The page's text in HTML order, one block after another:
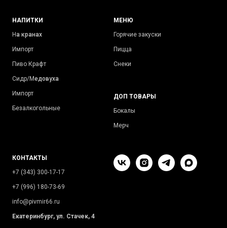
НАПИТКИ
На кранах
Импорт
Пиво Крафт
Сидр/Медовуха
Импорт
Безалкогольные
МЕНЮ
Горячие закуски
Пицца
Снеки
ДОП ТОВАРЫ
Бокалы
Мерч
КОНТАКТЫ
+7 (343) 300-17-17
+7 (996) 180-73-69
info@pivmir66.ru
Екатеринбург, ул. Стачек, 4